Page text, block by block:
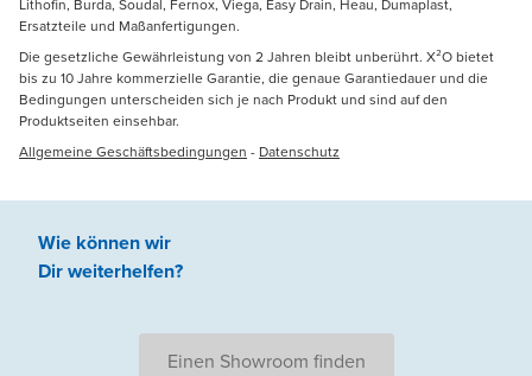
Lithofin, Burda, Soudal, Fernox, Viega, Easy Drain, Heau, Dumaplast,
Ersatzteile und Maßanfertigungen.
Die gesetzliche Gewährleistung von 2 Jahren bleibt unberührt. X²O bietet
bis zu 10 Jahre kommerzielle Garantie, die genaue Garantiedauer und die
Bedingungen unterscheiden sich je nach Produkt und sind auf den
Produktseiten einsehbar.
Allgemeine Geschäftsbedingungen - Datenschutz
Wie können wir
Dir weiterhelfen?
Einen Showroom finden